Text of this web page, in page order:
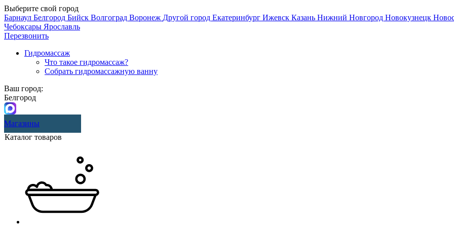
Выберите свой город
Барнаул Белгород Бийск Волгоград Воронеж Другой город Екатеринбург Ижевск Казань Нижний Новгород Новокузнецк
Чебоксары Ярославль
Перезвонить
Гидромассаж
Что такое гидромассаж?
Собрать гидромассажную ванну
Ваш город:
Белгород
Магазины
Каталог товаров